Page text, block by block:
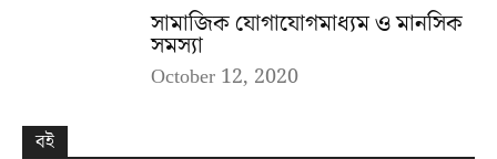
সামাজিক যোগাযোগমাধ্যম ও মানসিক
সমস্যা
October 12, 2020
বই